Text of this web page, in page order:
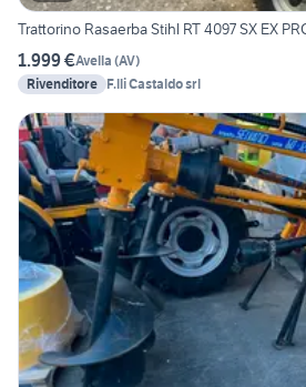
Trattorino Rasaerba Stihl RT 4097 SX EX
1.999 €Avella (AV)
Rivenditore F.lli Castaldo srl